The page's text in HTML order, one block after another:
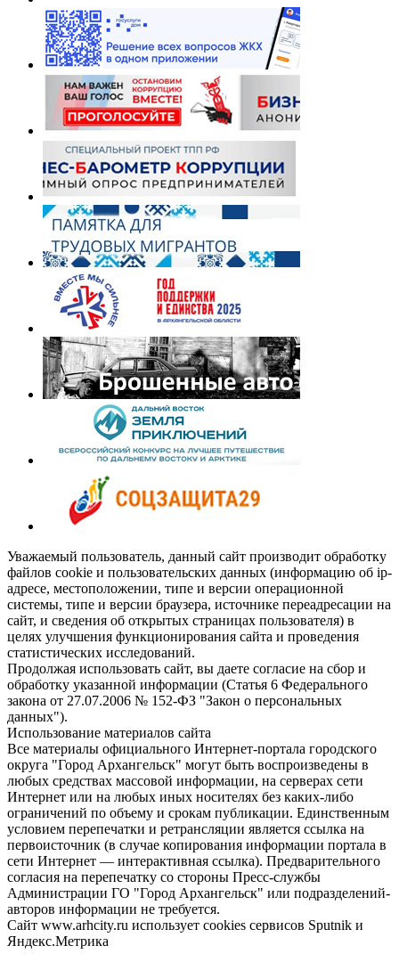
Уважаемый пользователь, данный сайт производит обработку
файлов cookie и пользовательских данных (информацию об ip-
адресе, местоположении, типе и версии операционной
системы, типе и версии браузера, источнике переадресации на
сайт, и сведения об открытых страницах пользователя) в
целях улучшения функционирования сайта и проведения
статистических исследований.
Продолжая использовать сайт, вы даете согласие на сбор и
обработку указанной информации (Статья 6 Федерального
закона от 27.07.2006 № 152-ФЗ "Закон о персональных
данных").
Использование материалов сайта
Все материалы официального Интернет-портала городского
округа "Город Архангельск" могут быть воспроизведены в
любых средствах массовой информации, на серверах сети
Интернет или на любых иных носителях без каких-либо
ограничений по объему и срокам публикации. Единственным
условием перепечатки и ретрансляции является ссылка на
первоисточник (в случае копирования информации портала в
сети Интернет — интерактивная ссылка). Предварительного
согласия на перепечатку со стороны Пресс-службы
Администрации ГО "Город Архангельск" или подразделений-
авторов информации не требуется.
Сайт www.arhcity.ru использует cookies сервисов Sputnik и
Яндекс.Метрика